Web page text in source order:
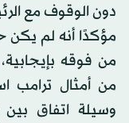
دون الوقوف مع
مؤكدًا أنه لم يكن
من فوقه
من أمثال ترامب
وسيلة اتفاق